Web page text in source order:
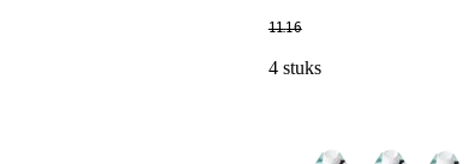
11.16
4 stuks